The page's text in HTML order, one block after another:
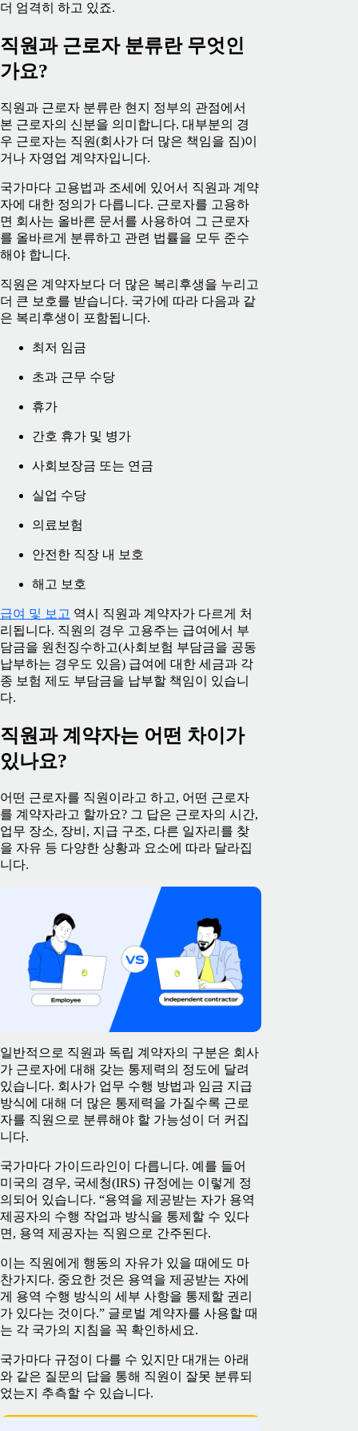
더 엄격히 하고 있죠.
직원과 근로자 분류란 무엇인
가요?
직원과 근로자 분류란 현지 정부의 관점에서
본 근로자의 신분을 의미합니다. 대부분의 경
우 근로자는 직원(회사가 더 많은 책임을 짐)이
거나 자영업 계약자입니다.
국가마다 고용법과 조세에 있어서 직원과 계약
자에 대한 정의가 다릅니다. 근로자를 고용하
면 회사는 올바른 문서를 사용하여 그 근로자
를 올바르게 분류하고 관련 법률을 모두 준수
해야 합니다.
직원은 계약자보다 더 많은 복리후생을 누리고
더 큰 보호를 받습니다. 국가에 따라 다음과 같
은 복리후생이 포함됩니다.
최저 임금
초과 근무 수당
휴가
간호 휴가 및 병가
사회보장금 또는 연금
실업 수당
의료보험
안전한 직장 내 보호
해고 보호
급여 및 보고 역시 직원과 계약자가 다르게 처
리됩니다. 직원의 경우 고용주는 급여에서 부
담금을 원천징수하고(사회보험 부담금을 공동
납부하는 경우도 있음) 급여에 대한 세금과 각
종 보험 제도 부담금을 납부할 책임이 있습니
다.
직원과 계약자는 어떤 차이가
있나요?
어떤 근로자를 직원이라고 하고, 어떤 근로자
를 계약자라고 할까요? 그 답은 근로자의 시간,
업무 장소, 장비, 지급 구조, 다른 일자리를 찾
을 자유 등 다양한 상황과 요소에 따라 달라집
니다.
일반적으로 직원과 독립 계약자의 구분은 회사
가 근로자에 대해 갖는 통제력의 정도에 달려
있습니다. 회사가 업무 수행 방법과 임금 지급
방식에 대해 더 많은 통제력을 가질수록 근로
자를 직원으로 분류해야 할 가능성이 더 커집
니다.
국가마다 가이드라인이 다릅니다. 예를 들어
미국의 경우, 국세청(IRS) 규정에는 이렇게 정
의되어 있습니다. “용역을 제공받는 자가 용역
제공자의 수행 작업과 방식을 통제할 수 있다
면, 용역 제공자는 직원으로 간주된다.
이는 직원에게 행동의 자유가 있을 때에도 마
찬가지다. 중요한 것은 용역을 제공받는 자에
게 용역 수행 방식의 세부 사항을 통제할 권리
가 있다는 것이다.” 글로벌 계약자를 사용할 때
는 각 국가의 지침을 꼭 확인하세요.
국가마다 규정이 다를 수 있지만 대개는 아래
와 같은 질문의 답을 통해 직원이 잘못 분류되
었는지 추측할 수 있습니다.